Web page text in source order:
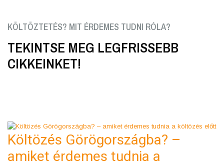
KÖLTÖZTETÉS? MIT ÉRDEMES TUDNI RÓLA?
TEKINTSE MEG LEGFRISSEBB
CIKKEINKET!
Költözés Görögországba? –
amiket érdemes tudnia a